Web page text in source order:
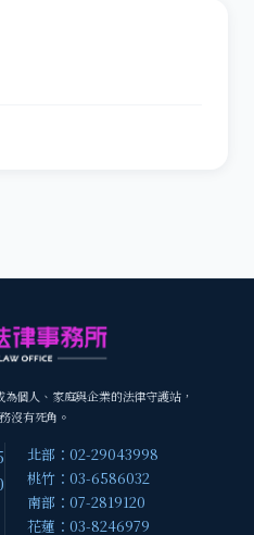
個人、家庭與企業的法律守護站，
沒有死角。
北部：02-29043998
桃竹：03-6586032
南部：07-2819120
花蓮：03-8246979